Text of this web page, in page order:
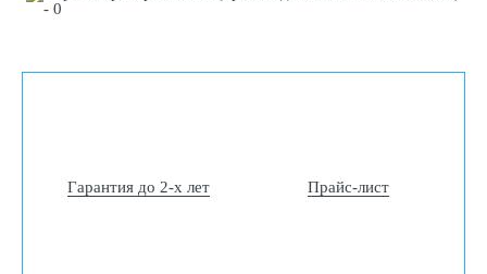
Гарантия до 2-х лет Прайс-лист